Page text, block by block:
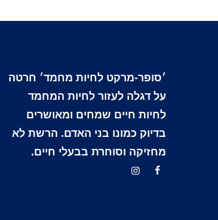
׳סופר-מרקט לחיות מחמד׳ חרטה
על דגלה לעזור לחיות המחמד
לחיות חיים שמחים ומאושרים
בדיוק כמונו בני האדם. הרשת לא
מחזיקה וסוחרת בבעלי חיים.